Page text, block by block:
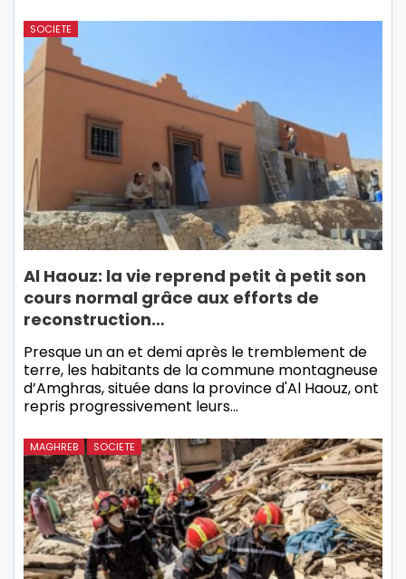
SOCIETE
Al Haouz: la vie reprend petit à petit son
cours normal grâce aux efforts de
reconstruction…
Presque un an et demi après le tremblement de
terre, les habitants de la commune montagneuse
d’Amghras, située dans la province d'Al Haouz, ont
repris progressivement leurs…
MAGHREB SOCIETE